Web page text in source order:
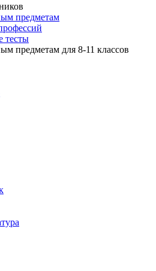
предметам
тесты
предметам для 8-11 классов